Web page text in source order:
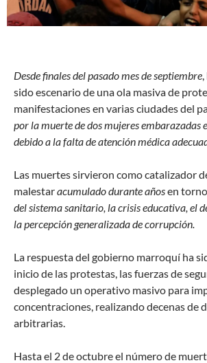
Desde finales del pasado mes de septiembre,
sido escenario de una ola masiva de
manifestaciones en varias ciudades del
por la muerte de dos mujeres embarazadas
debido a la falta de atención médica
Las muertes sirvieron como catalizador
malestaracumulado durante añosen
del sistema sanitario, la crisis educativa, el
la percepción generalizada de corrupción.
La respuesta del gobierno marroquí ha
inicio de las protestas, las fuerzas de
desplegado un operativo masivo para
concentraciones, realizando decenas de
arbitrarias.
Hasta el 2 de octubre el número de